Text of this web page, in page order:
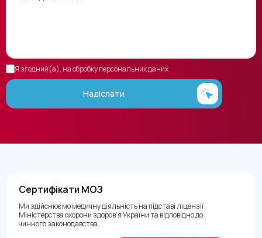
Я згодний(а), на обробку персональних даних
Надіслати
Сертифікати МОЗ
Ми здійснюємо медичну діяльність на підставі ліцензії
Міністерства охорони здоров’я України та відповідно до
чинного законодавства.